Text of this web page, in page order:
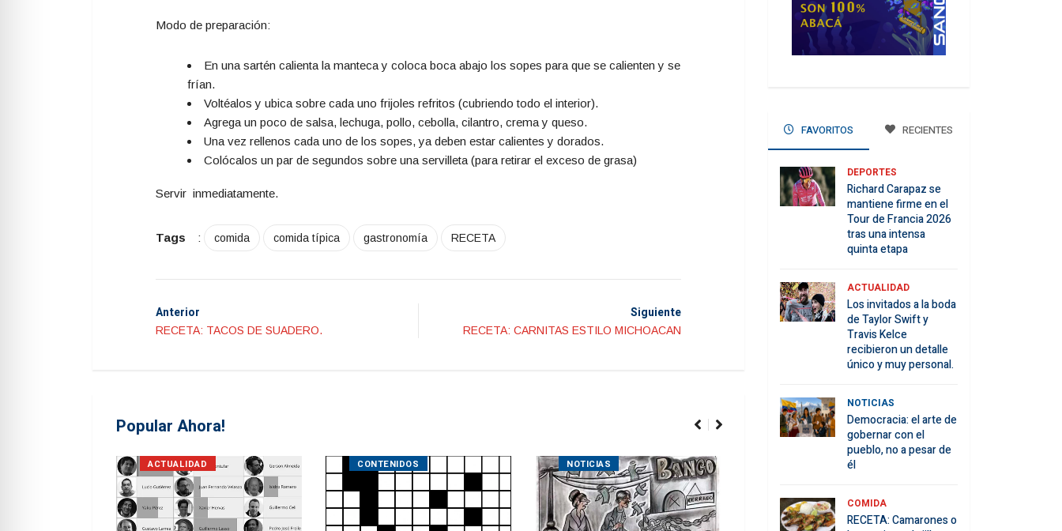
Modo de preparación:
En una sartén calienta la manteca y coloca boca abajo los sopes para que se calienten y se
frían.
Voltéalos y ubica sobre cada uno frijoles refritos (cubriendo todo el interior).
Agrega un poco de salsa, lechuga, pollo, cebolla, cilantro, crema y queso.
Una vez rellenos cada uno de los sopes, ya deben estar calientes y dorados.
Colócalos un par de segundos sobre una servilleta (para retirar el exceso de grasa)
Servir inmediatamente.
Tags : comida comida típica gastronomía RECETA
Anterior
RECETA: TACOS DE SUADERO.
Siguiente
RECETA: CARNITAS ESTILO MICHOACAN
Popular Ahora!
ACTUALIDAD CONTENIDOS NOTICIAS
FAVORITOS RECIENTES
DEPORTES
Richard Carapaz se
mantiene firme en el
Tour de Francia 2026
tras una intensa
quinta etapa
ACTUALIDAD
Los invitados a la boda
de Taylor Swift y
Travis Kelce
recibieron un detalle
único y muy personal.
NOTICIAS
Democracia: el arte de
gobernar con el
pueblo, no a pesar de
él
COMIDA
RECETA: Camarones o